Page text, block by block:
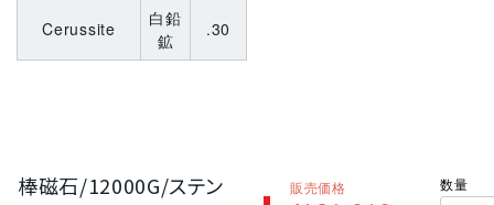
Cerussite
白鉛
鉱
.30
棒磁石/12000G/ステン
販売価格 数量